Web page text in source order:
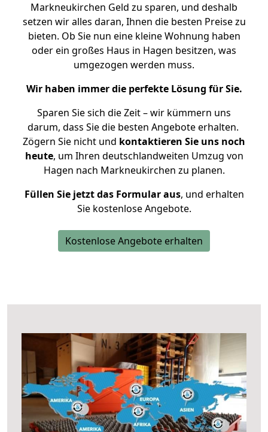
Markneukirchen Geld zu sparen, und deshalb
setzen wir alles daran, Ihnen die besten Preise zu
bieten. Ob Sie nun eine kleine Wohnung haben
oder ein großes Haus in Hagen besitzen, was
umgezogen werden muss.
Wir haben immer die perfekte Lösung für Sie.
Sparen Sie sich die Zeit – wir kümmern uns
darum, dass Sie die besten Angebote erhalten.
Zögern Sie nicht und kontaktieren Sie uns noch
heute, um Ihren deutschlandweiten Umzug von
Hagen nach Markneukirchen zu planen.
Füllen Sie jetzt das Formular aus, und erhalten
Sie kostenlose Angebote.
Kostenlose Angebote erhalten